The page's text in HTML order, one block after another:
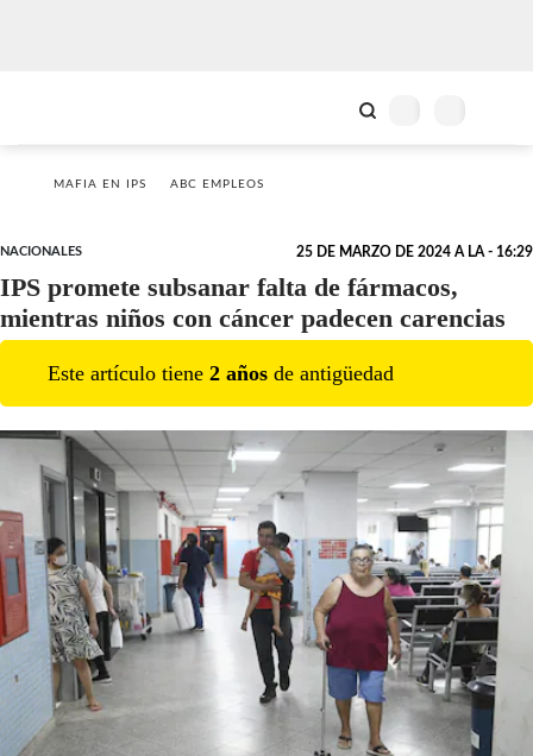
MAFIA EN IPS ABC EMPLEOS
NACIONALES 25 DE MARZO DE 2024 A LA - 16:29
IPS promete subsanar falta de fármacos,
mientras niños con cáncer padecen carencias
Este artículo tiene 2 años de antigüedad